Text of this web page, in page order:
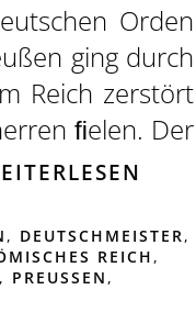
Orden
ging durch
Reich zerstört
ﬁelen. Der
, DEUTSCHMEISTER ,
REICH ,
, PREUSSEN
,